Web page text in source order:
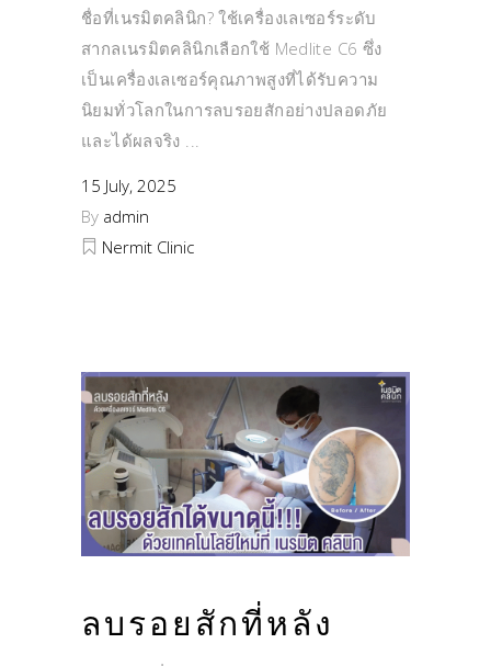
ชื่อที่เนรมิตคลินิก? ใช้เครื่องเลเซอร์ระดับ
สากลเนรมิตคลินิกเลือกใช้ Medlite C6 ซึ่ง
เป็นเครื่องเลเซอร์คุณภาพสูงที่ได้รับความ
นิยมทั่วโลกในการลบรอยสักอย่างปลอดภัย
และได้ผลจริง
15 July, 2025
By admin
Nermit Clinic
ลบรอยสักที่หลัง